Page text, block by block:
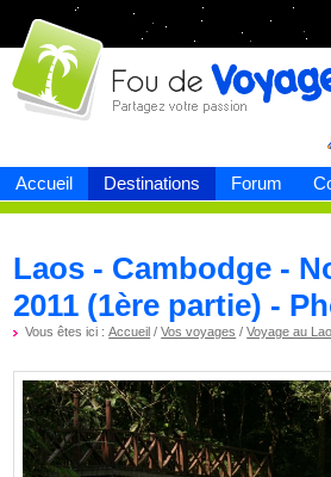
Accueil Destinations Forum
Fou devoyage
Laos - Cambodge -
2011 (1ère partie) -
Vous êtes ici :Accueil /Vos voyages /Voyage au